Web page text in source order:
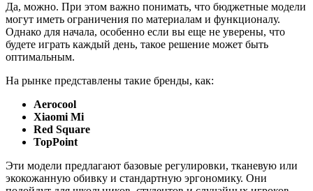
Да, можно. При этом важно понимать, что бюджетные модели
могут иметь ограничения по материалам и функционалу.
Однако для начала, особенно если вы еще не уверены, что
будете играть каждый день, такое решение может быть
оптимальным.
На рынке представлены такие бренды, как:
Aerocool
Xiaomi Mi
Red Square
TopPoint
Эти модели предлагают базовые регулировки, тканевую или
экокожанную обивку и стандартную эргономику. Они